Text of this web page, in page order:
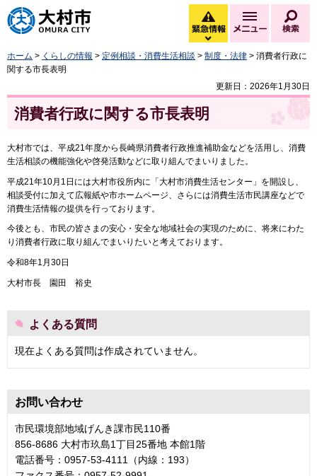
大村市
緊急情報
緊急情報を開く
メニュー
ホーム > くらしの情報 > 定例相談・消費生活相談 > 制度・法律 > 消費者行政に
関する市長表明
更新日：2026年1月30日
消費者行政に関する市長表明
大村市では、平成21年度から長崎県消費者行政推進補助金などを活用し、消費
生活相談の機能強化や啓発活動などに取り組んでまいりました。
平成21年10月1日には大村市役所内に「大村市消費生活センター」を開設し、
相談受付に加えて広報紙や市ホームページ、さらには消費生活市民講座などで
消費生活情報の提供を行っております。
今後とも、市民の皆さまの安心・安全な地域社会の実現のために、将来にわた
り消費者行政に取り組んでまいりたいと考えております。
令和8年1月30日
大村市長 園田 裕史
よくある質問
現在よくある質問は作成されていません。
お問い合わせ
市民環境部地域げんき課市民110番
856-8686 大村市玖島1丁目25番地 本館1階
電話番号：0957-53-4111（内線：193）